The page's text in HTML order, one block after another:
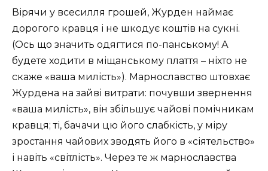
Вірячи у всесилля грошей, Журден наймає
дорогого кравця і не шкодує коштів на сукні.
(Ось що значить одягтися по-панському! А
будете ходити в міщанському плаття – ніхто не
скаже «ваша милість»). Марнославство штовхає
Журдена на зайві витрати: почувши звернення
«ваша милість», він збільшує чайові помічникам
кравця; ті, бачачи цю його слабкість, у міру
зростання чайових зводять його в «сіятельство»
і навіть «світлість». Через те ж марнославства